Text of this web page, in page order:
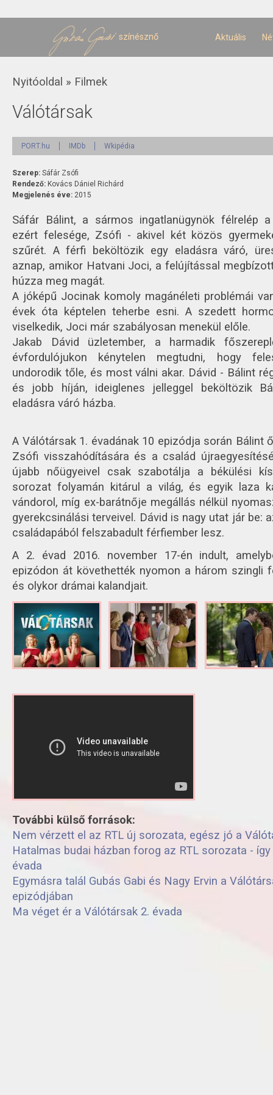
színésznő Aktuális
Jelenlegi hely
Nyitóoldal » Filmek
Válótársak
PORT.hu IMDb Wkipédia
Szerep: Sáfár Zsófi
Rendező: Kovács Dániel Richárd
Megjelenés éve: 2015
Sáfár Bálint, a sármos ingatlanügynök félrelép
ezért felesége, Zsófi - akivel két közös
szűrét. A férfi beköltözik egy eladásra váró,
aznap, amikor Hatvani Joci, a felújítással
húzza meg magát.
A jóképű Jocinak komoly magánéleti problémái
évek óta képtelen teherbe esni. A szedett
viselkedik, Joci már szabályosan menekül előle.
Jakab Dávid üzletember, a harmadik
évfordulójukon kénytelen megtudni, hogy
undorodik tőle, és most válni akar. Dávid - Bálint
és jobb híján, ideiglenes jelleggel beköltözik
eladásra váró házba.
A Válótársak 1. évadának 10 epizódja során Bálint
Zsófi visszahódítására és a család
újabb nőügyeivel csak szabotálja a békülési
sorozat folyamán kitárul a világ, és egyik laza
vándorol, míg ex-barátnője megállás nélkül
gyerekcsinálási terveivel. Dávid is nagy utat jár be:
családapából felszabadult férfiember lesz.
A 2. évad 2016. november 17-én indult,
epizódon át követhették nyomon a három szingli
és olykor drámai kalandjait.
További külső források:
Nem vérzett el az RTL új sorozata, egész jó a
Hatalmas budai házban forog az RTL sorozata -
évada
Egymásra talál Gubás Gabi és Nagy Ervin a
epizódjában
Ma véget ér a Válótársak 2. évada